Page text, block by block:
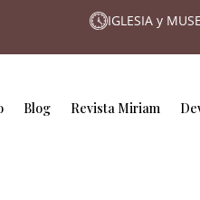
IGLESIA y
Blog Revista Miriam